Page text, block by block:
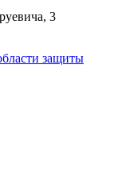
3
защиты